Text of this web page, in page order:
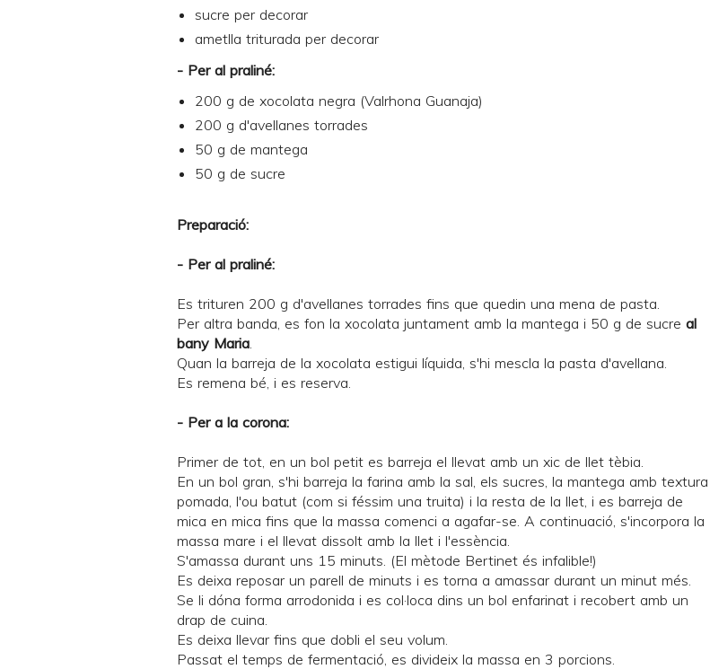
sucre per decorar
ametlla triturada per decorar
- Per al praliné:
200 g de xocolata negra (Valrhona Guanaja)
200 g d'avellanes torrades
50 g de mantega
50 g de sucre
Preparació:
- Per al praliné:
Es trituren 200 g d'avellanes torrades fins que quedin una mena de pasta.
Per altra banda, es fon la xocolata juntament amb la mantega i 50 g de sucre al
bany Maria.
Quan la barreja de la xocolata estigui líquida, s'hi mescla la pasta d'avellana.
Es remena bé, i es reserva.
- Per a la corona:
Primer de tot, en un bol petit es barreja el llevat amb un xic de llet tèbia.
En un bol gran, s'hi barreja la farina amb la sal, els sucres, la mantega amb textura
pomada, l'ou batut (com si féssim una truita) i la resta de la llet, i es barreja de
mica en mica fins que la massa comenci a agafar-se. A continuació, s'incorpora la
massa mare i el llevat dissolt amb la llet i l'essència.
S'amassa durant uns 15 minuts. (El mètode Bertinet és infalible!)
Es deixa reposar un parell de minuts i es torna a amassar durant un minut més.
Se li dóna forma arrodonida i es col·loca dins un bol enfarinat i recobert amb un
drap de cuina.
Es deixa llevar fins que dobli el seu volum.
Passat el temps de fermentació, es divideix la massa en 3 porcions.